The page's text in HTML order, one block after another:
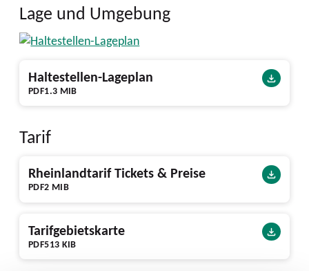
Lage und Umgebung
PDF1.3 MIB
Haltestellen-Lageplan
Tarif
PDF2 MIB
Rheinlandtarif Tickets & Preise
PDF513 KIB
Tarifgebietskarte